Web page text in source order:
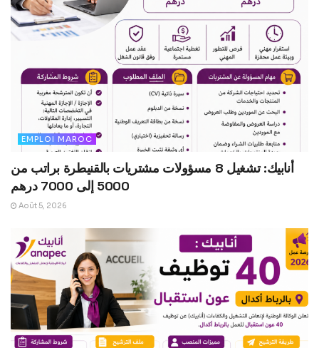
EMPLOI MAROC
أنابيك: تشغيل 8 مسؤولات مشتريات بالقنيطرة براتب من
5000 إلى 7000 درهم
Août 5, 2026